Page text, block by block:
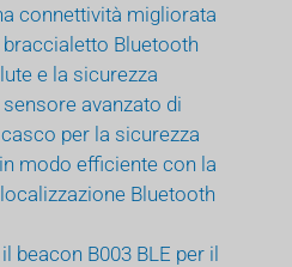
connettività migliorata
Bluetooth
e la sicurezza
avanzato di
per la sicurezza
modo efficiente con la
Bluetooth
beacon B003 BLE per il